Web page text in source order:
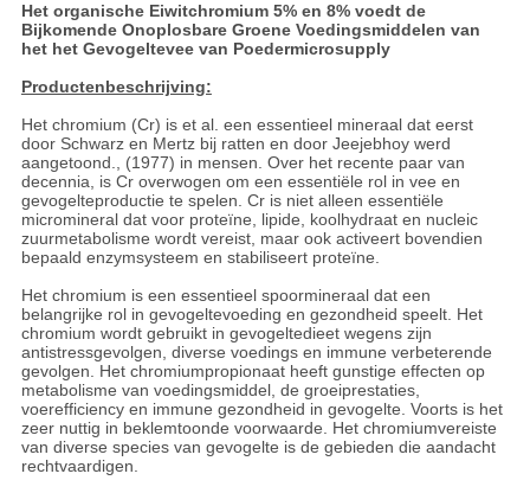
Het organische Eiwitchromium 5% en 8% voedt de
Bijkomende Onoplosbare Groene Voedingsmiddelen van
het het Gevogeltevee van Poedermicrosupply
Productenbeschrijving:
Het chromium (Cr) is et al. een essentieel mineraal dat eerst
door Schwarz en Mertz bij ratten en door Jeejebhoy werd
aangetoond., (1977) in mensen. Over het recente paar van
decennia, is Cr overwogen om een essentiële rol in vee en
gevogelteproductie te spelen. Cr is niet alleen essentiële
micromineral dat voor proteïne, lipide, koolhydraat en nucleic
zuurmetabolisme wordt vereist, maar ook activeert bovendien
bepaald enzymsysteem en stabiliseert proteïne.
Het chromium is een essentieel spoormineraal dat een
belangrijke rol in gevogeltevoeding en gezondheid speelt. Het
chromium wordt gebruikt in gevogeltedieet wegens zijn
antistressgevolgen, diverse voedings en immune verbeterende
gevolgen. Het chromiumpropionaat heeft gunstige effecten op
metabolisme van voedingsmiddel, de groeiprestaties,
voerefficiency en immune gezondheid in gevogelte. Voorts is het
zeer nuttig in beklemtoonde voorwaarde. Het chromiumvereiste
van diverse species van gevogelte is de gebieden die aandacht
rechtvaardigen.